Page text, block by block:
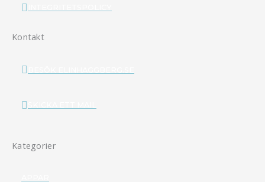
Kontakt
Kategorier